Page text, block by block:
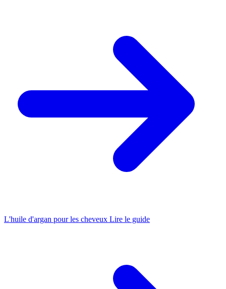
L'huile d'argan pour les cheveux Lire le guide